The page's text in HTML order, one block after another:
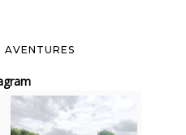
AVENTURES